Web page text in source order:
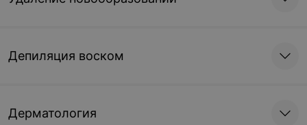
Записаться онлайн
Депиляция воском
Дерматология